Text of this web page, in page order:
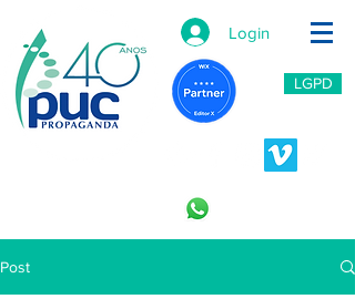
Login
LGPD
Post